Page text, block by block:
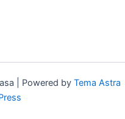
| Powered by Tema Astra